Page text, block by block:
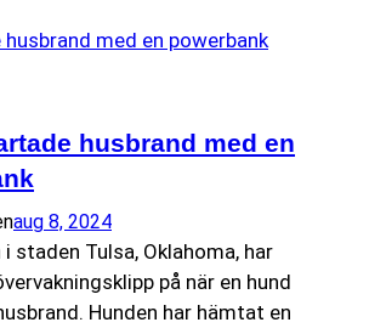
husbrand med en
aug 8, 2024
i staden Tulsa, Oklahoma, har
på när en hund
Hunden har hämtat en